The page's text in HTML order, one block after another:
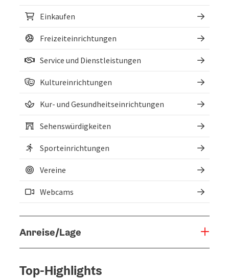
Einkaufen
Freizeiteinrichtungen
Service und Dienstleistungen
Kultureinrichtungen
Kur- und Gesundheitseinrichtungen
Sehenswürdigkeiten
Sporteinrichtungen
Vereine
Webcams
Anreise/Lage
Top-Highlights